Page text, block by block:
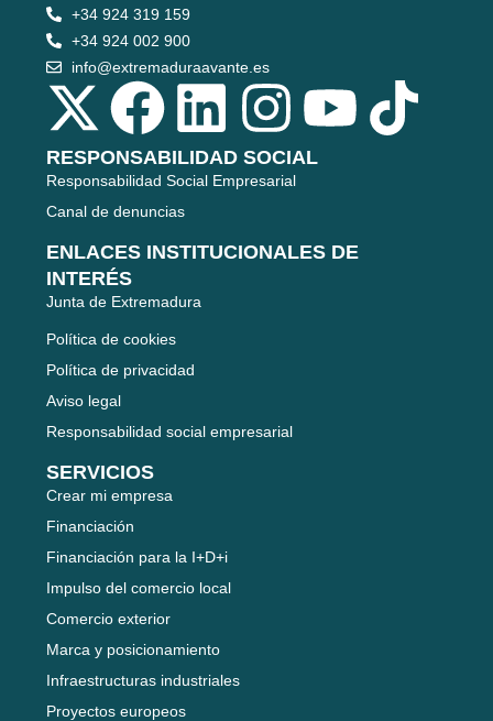
+34 924 319 159
+34 924 002 900
info@extremaduraavante.es
RESPONSABILIDAD SOCIAL
Responsabilidad Social Empresarial
Canal de denuncias
ENLACES INSTITUCIONALES DE
INTERÉS
Junta de Extremadura
Política de cookies
Política de privacidad
Aviso legal
Responsabilidad social empresarial
SERVICIOS
Crear mi empresa
Financiación
Financiación para la I+D+i
Impulso del comercio local
Comercio exterior
Marca y posicionamiento
Infraestructuras industriales
Proyectos europeos